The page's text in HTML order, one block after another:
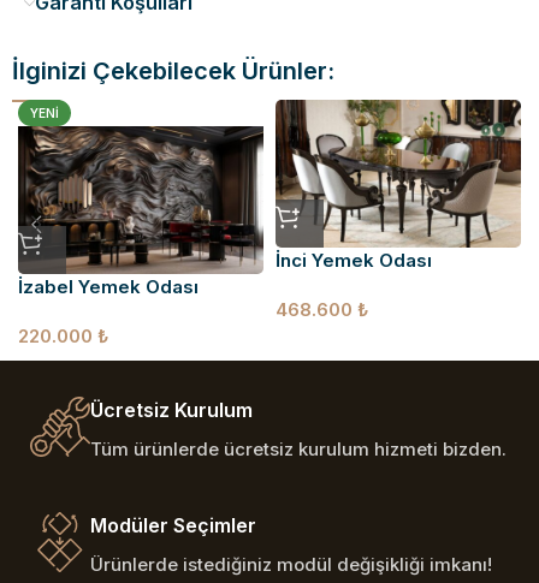
İlginizi Çekebilecek Ürünler:
YENI
İzabel Yemek Odası
220.000 ₺
İnci Yemek Odası
468.600 ₺
Ücretsiz Kurulum
Tüm ürünlerde ücretsiz kurulum hizmeti bizden.
Modüler Seçimler
Ürünlerde istediğiniz modül değişikliği imkanı!